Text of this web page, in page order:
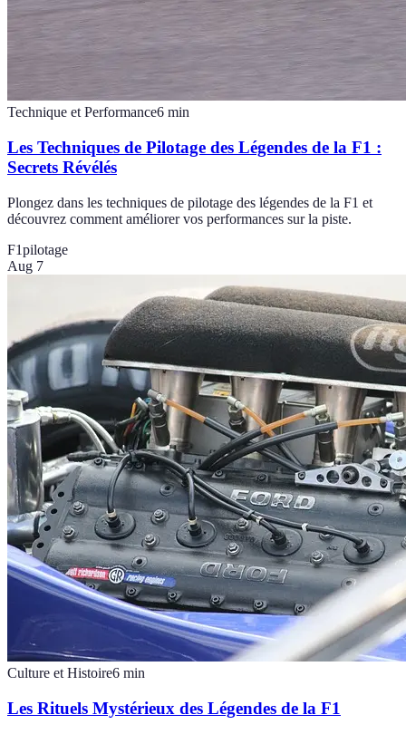
Technique et Performance6 min
Les Techniques de Pilotage des Légendes de la F1 :
Secrets Révélés
Plongez dans les techniques de pilotage des légendes de la F1 et
découvrez comment améliorer vos performances sur la piste.
F1pilotage
Aug 7
Culture et Histoire6 min
Les Rituels Mystérieux des Légendes de la F1